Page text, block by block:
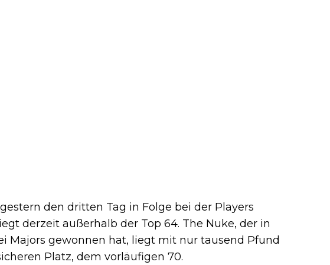
den dritten Tag in Folge bei der Players
derzeit außerhalb der Top 64. The Nuke, der in
Majors gewonnen hat, liegt mit nur tausend Pfund
Platz, dem vorläufigen 70.